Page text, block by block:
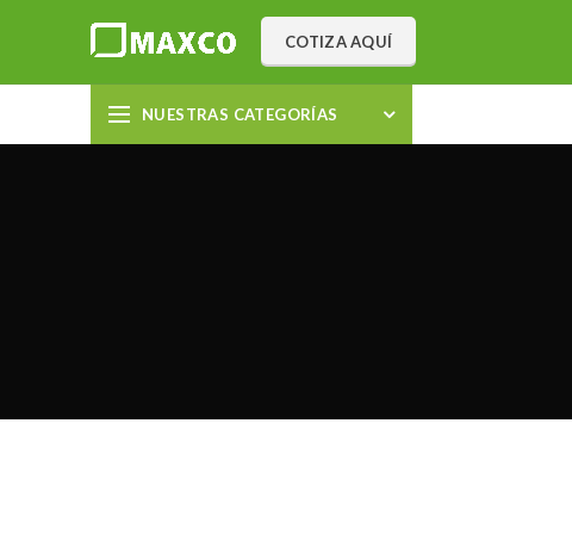
COTIZA AQUÍ
NUESTRAS CATEGORÍAS